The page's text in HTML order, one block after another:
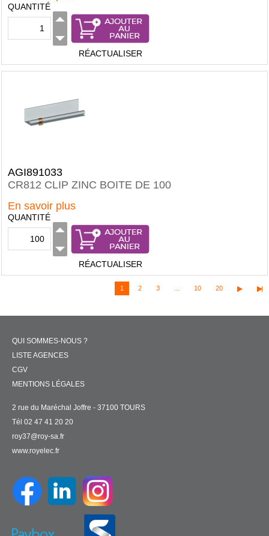
QUANTITÉ
RÉACTUALISER
AGI891033
CR812 CLIP ZINC BOITE DE 100
En savoir plus
QUANTITÉ
RÉACTUALISER
1 2 3 10 20
QUI SOMMES-NOUS ?
LISTE AGENCES
CGV
MENTIONS LÉGALES
2 rue du Maréchal Joffre - 37100 TOURS
Tél 02 47 41 20 20
roy37@roy-sa.fr
www.royelec.fr